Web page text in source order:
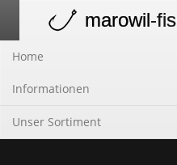
navigation
marowil-
Home
Informationen
Unser Sortiment